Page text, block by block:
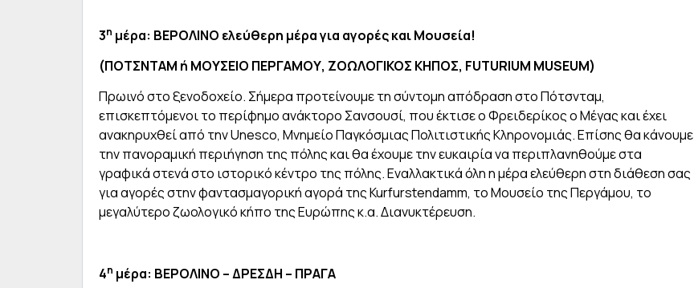
3η μέρα: ΒΕΡΟΛΙΝΟ ελεύθερη μέρα για αγορές και Μουσεία!
(ΠΟΤΣΝΤΑΜ ή ΜΟΥΣΕΙΟ ΠΕΡΓΑΜΟΥ, ΖΟΩΛΟΓΙΚΟΣ ΚΗΠΟΣ, FUTURIUM MUSEUM)
Πρωινό στο ξενοδοχείο. Σήμερα προτείνουμε τη σύντομη απόδραση στο Πότσνταμ,
επισκεπτόμενοι το περίφημο ανάκτορο Σανσουσί, που έκτισε ο Φρειδερίκος ο Μέγας και έχει
ανακηρυχθεί από την Unesco, Μνημείο Παγκόσμιας Πολιτιστικής Κληρονομιάς. Επίσης θα κάνουμε
την πανοραμική περιήγηση της πόλης και θα έχουμε την ευκαιρία να περιπλανηθούμε στα
γραφικά στενά στο ιστορικό κέντρο της πόλης. Εναλλακτικά όλη η μέρα ελεύθερη στη διάθεση σας
για αγορές στην φαντασμαγορική αγορά της Kurfurstendamm, το Μουσείο της Περγάμου, το
μεγαλύτερο ζωολογικό κήπο της Ευρώπης κ.α. Διανυκτέρευση.
4η μέρα: ΒΕΡΟΛΙΝΟ – ΔΡΕΣΔΗ – ΠΡΑΓΑ